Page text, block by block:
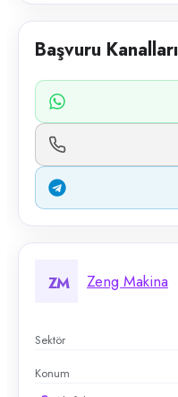
Başvuru Kanalları
ZM Zeng Makina
Sektör
Konum